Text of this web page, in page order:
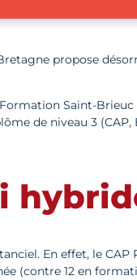
propose
Saint-
de niveau 3 (CAP,
En effet, le CAP
(contre 12 en